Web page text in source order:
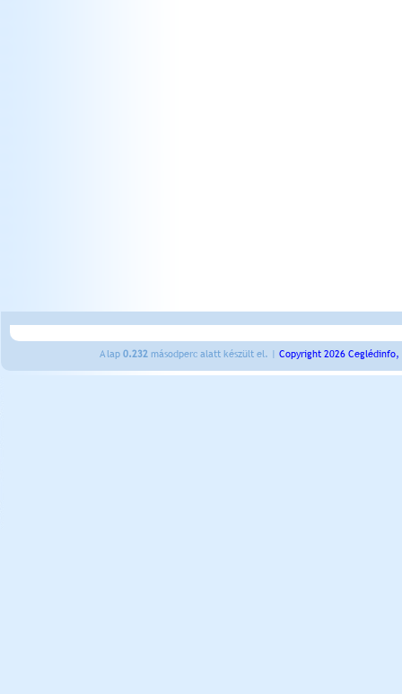
A lap 0.232 másodperc alatt készült el. | Copyright 2026